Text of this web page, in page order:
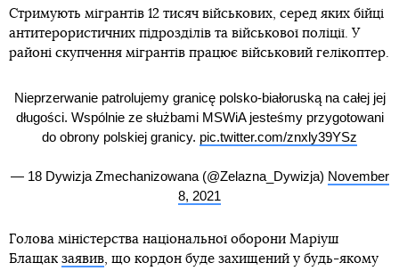
Стримують мігрантів 12 тисяч військових, серед яких бійці
антитерористичних підрозділів та військової поліції. У
районі скупчення мігрантів працює військовий гелікоптер.
Nieprzerwanie patrolujemy granicę polsko-białoruską na całej jej
długości. Wspólnie ze służbami MSWiA jesteśmy przygotowani
do obrony polskiej granicy. pic.twitter.com/znxly39YSz
— 18 Dywizja Zmechanizowana (@Zelazna_Dywizja) November
8, 2021
Голова міністерства національної оборони Маріуш
Блащак заявив, що кордон буде захищений у будь-якому